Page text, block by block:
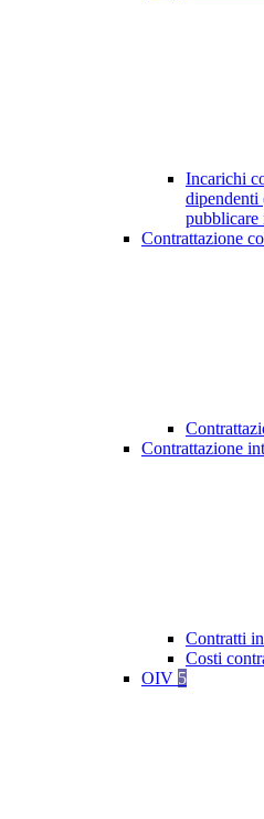
Incarichi
dipendenti
pubblicare
Contrattazione
Contrattazione
Contratti
Costi
OIV 5